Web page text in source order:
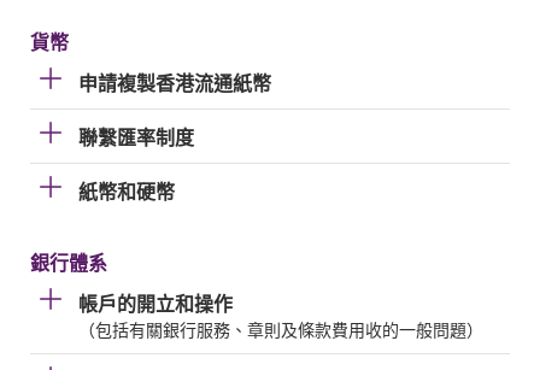
貨幣
申請複製香港流通紙幣
聯繫匯率制度
紙幣和硬幣
銀行體系
帳戶的開立和操作
（包括有關銀行服務、章則及條款費用收的一般問題）